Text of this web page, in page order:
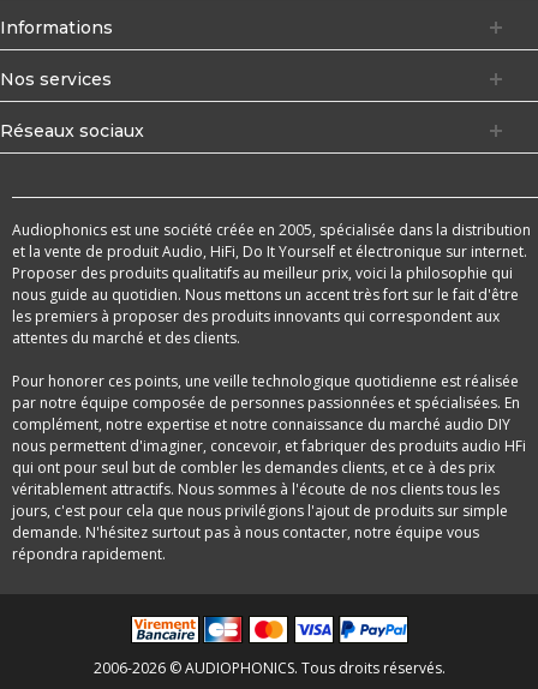
Informations
Nos services
Réseaux sociaux
Audiophonics est une société créée en 2005, spécialisée dans la distribution
et la vente de produit Audio, HiFi, Do It Yourself et électronique sur internet.
Proposer des produits qualitatifs au meilleur prix, voici la philosophie qui
nous guide au quotidien. Nous mettons un accent très fort sur le fait d'être
les premiers à proposer des produits innovants qui correspondent aux
attentes du marché et des clients.
Pour honorer ces points, une veille technologique quotidienne est réalisée
par notre équipe composée de personnes passionnées et spécialisées. En
complément, notre expertise et notre connaissance du marché audio DIY
nous permettent d'imaginer, concevoir, et fabriquer des produits audio HFi
qui ont pour seul but de combler les demandes clients, et ce à des prix
véritablement attractifs. Nous sommes à l'écoute de nos clients tous les
jours, c'est pour cela que nous privilégions l'ajout de produits sur simple
demande. N'hésitez surtout pas à nous contacter, notre équipe vous
répondra rapidement.
2006-2026 © AUDIOPHONICS. Tous droits réservés.